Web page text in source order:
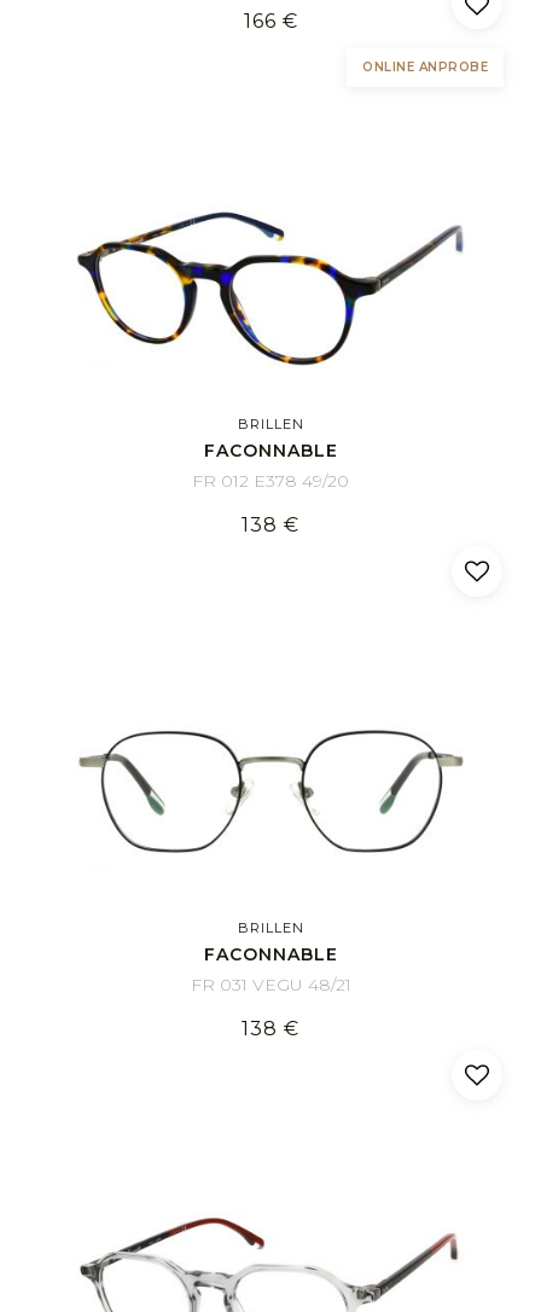
166 €
ONLINE ANPROBE
BRILLEN
FACONNABLE
FR 012 E378 49/20
138 €
BRILLEN
FACONNABLE
FR 031 VEGU 48/21
138 €